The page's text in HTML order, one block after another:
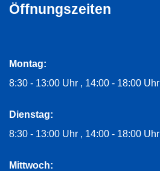
Öffnungszeiten
Montag:
8:30 - 13:00 Uhr
14:00 - 18:00 Uhr
Dienstag:
8:30 - 13:00 Uhr
14:00 - 18:00 Uhr
Mittwoch: